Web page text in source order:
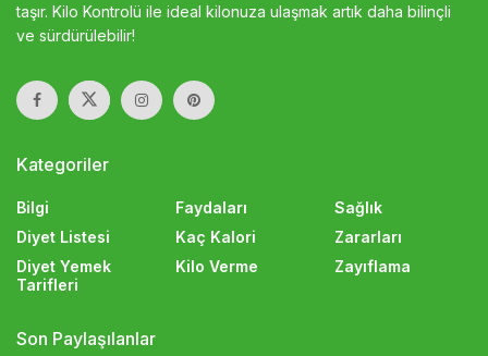
taşır. Kilo Kontrolü ile ideal kilonuza ulaşmak artık daha bilinçli
ve sürdürülebilir!
Kategoriler
Bilgi
Diyet Listesi
Diyet Yemek
Tarifleri
Faydaları
Kaç Kalori
Kilo Verme
Sağlık
Zararları
Zayıflama
Son Paylaşılanlar